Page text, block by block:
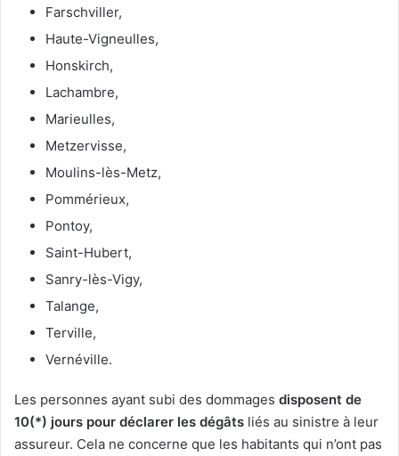
Farschviller,
Haute-Vigneulles,
Honskirch,
Lachambre,
Marieulles,
Metzervisse,
Moulins-lès-Metz,
Pommérieux,
Pontoy,
Saint-Hubert,
Sanry-lès-Vigy,
Talange,
Terville,
Vernéville.
Les personnes ayant subi des dommages disposent de
10(*) jours pour déclarer les dégâts liés au sinistre à leur
assureur. Cela ne concerne que les habitants qui n’ont pas